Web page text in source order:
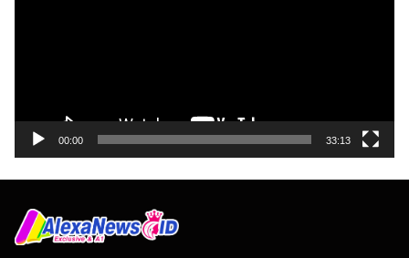
00:00 33:13